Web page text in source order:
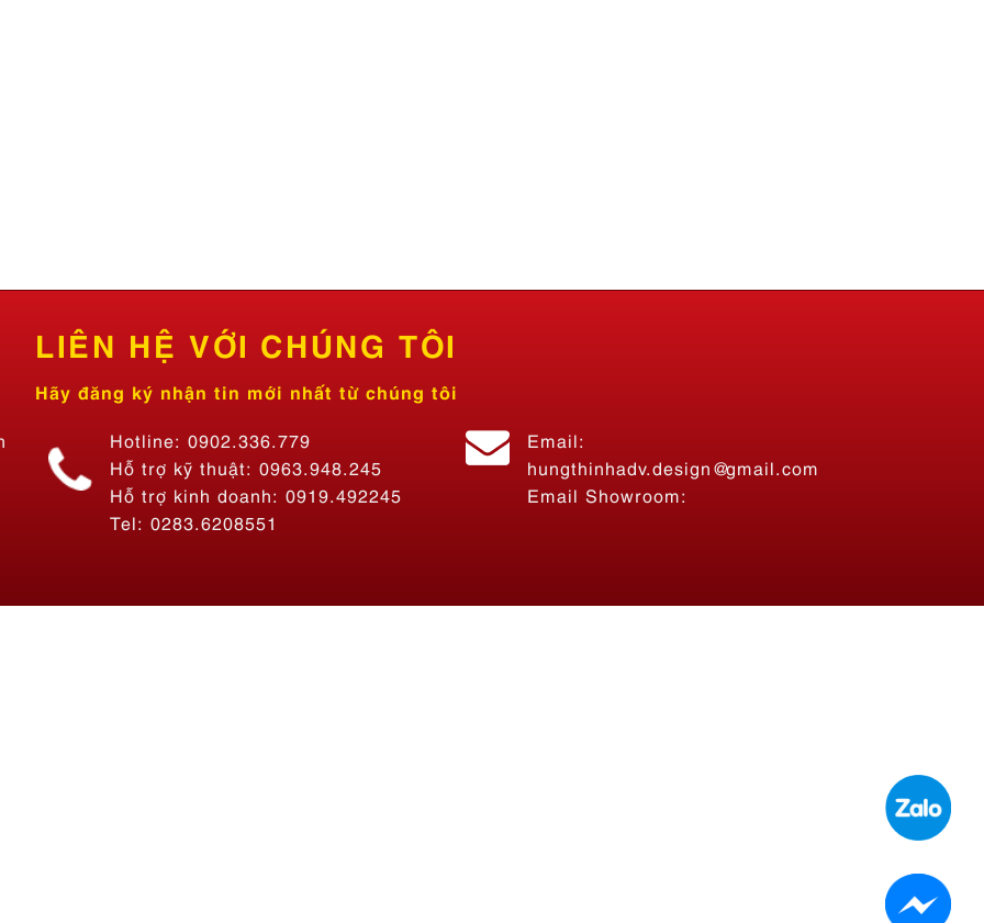
LIÊN HỆ VỚI CHÚNG TÔI
Hãy đăng ký nhận tin mới nhất từ chúng tôi
Hotline: 0902.336.779
Hỗ trợ kỹ thuật: 0963.948.245
Hỗ trợ kinh doanh: 0919.492245
Tel: 0283.6208551
Email:
hungthinhadv.design@gmail.com
Email Showroom: